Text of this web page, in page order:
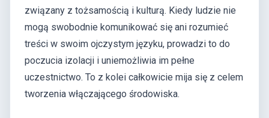
związany z tożsamością i kulturą. Kiedy ludzie nie
mogą swobodnie komunikować się ani rozumieć
treści w swoim ojczystym języku, prowadzi to do
poczucia izolacji i uniemożliwia im pełne
uczestnictwo. To z kolei całkowicie mija się z celem
tworzenia włączającego środowiska.